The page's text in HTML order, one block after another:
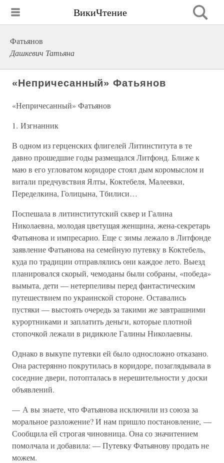
ВикиЧтение
Фатьянов
Дашкевич Татьяна
«Непричесанный» Фатьянов
«Непричесанный» Фатьянов
1. Изгнанник
В одном из герценских флигелей Литинститута в те
давно прошедшие годы размещался Литфонд. Ближе к
маю в его угловатом коридоре стоял дым коромыслом и
витали предчувствия Ялты, Коктебеля, Малеевки,
Переделкина, Голицына, Тбилиси…
Поспешала в литинститутский сквер и Галина
Николаевна, молодая цветущая женщина, жена-секретарь
Фатьянова и импресарио. Еще с зимы лежало в Литфонде
заявление Фатьянова на семейную путевку в Коктебель,
куда по традиции отправлялись они каждое лето. Выезд
планировался скорый, чемоданы были собраны, «победа»
вымыта, дети — нетерпеливы перед фантастическим
путешествием по украинской стороне. Оставались
пустяки — выстоять очередь за такими же завтрашними
курортниками и заплатить деньги, которые плотной
стопочкой лежали в ридикюле Галины Николаевны.
Однако в выкупе путевки ей было односложно отказано.
Она растерянно покрутилась в коридоре, позаглядывала в
соседние двери, потопталась в нерешительности у доски
объявлений.
— А вы знаете, что Фатьянова исключили из союза за
моральное разложение? И нам пришло постановление, —
Сообщила ей строгая чиновница. Она со значитением
помолчала и добавила: — Путевку Фатьянову продать не
можем.